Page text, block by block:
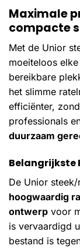
Maximale
compacte
Met de Unior
moeiteloos
bereikbare
het slimme
efficiënter,
professionals
duurzaam
Belangrijkste
De Unior
hoogwaardig
ontwerp voor
is vervaardigd
bestand is